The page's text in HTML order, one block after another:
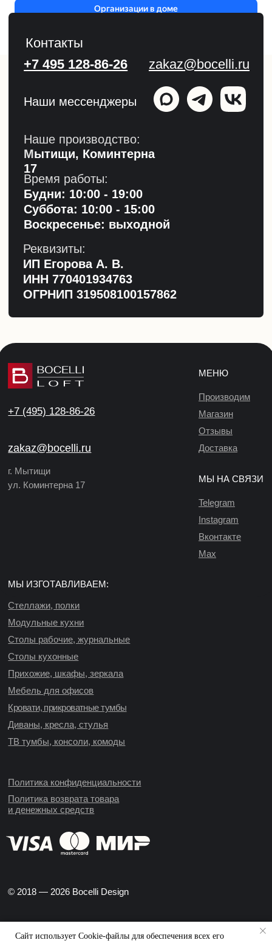
г. Мытищи
ул. Коминтерна 17
+7 (495) 128-86-26
zakaz@bocelli.ru
МЫ НА СВЯЗИ
Telegram
Вконтакте
Instagram
Max
МЫ ИЗГОТАВЛИВАЕМ:
Модульные кухни
Стеллажи, полки
Столы кухонные
Столы рабочие, журнальные
Диваны, кресла, стулья
ТВ тумбы, консоли, комоды
Мебель для офисов
Прихожие, шкафы, зеркала
Кровати, прикроватные тумбы
© 2018 — 2026 Bocelli Design
МЕНЮ
Магазин
Производим
Отзывы
Доставка
Политика конфиденциальности
Политика возврата товара
и денежных средств
Сайт использует Cookie-файлы для обеспечения всех его